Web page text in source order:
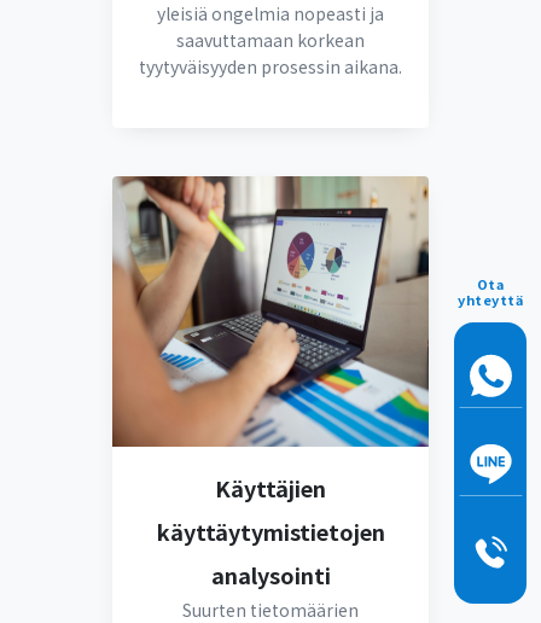
yleisiä ongelmia nopeasti ja
saavuttamaan korkean
tyytyväisyyden prosessin aikana.
Käyttäjien
käyttäytymistietojen
analysointi
Suurten tietomäärien
Ota
yhteyttä